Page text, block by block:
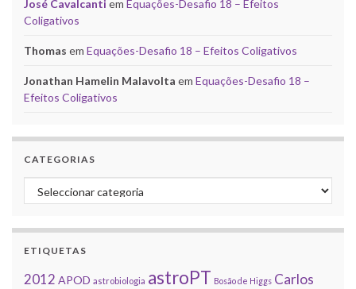
José Cavalcanti em Equações-Desafio 18 – Efeitos
Coligativos
Thomas em Equações-Desafio 18 – Efeitos Coligativos
Jonathan Hamelin Malavolta em Equações-Desafio 18 –
Efeitos Coligativos
CATEGORIAS
Categorias
ETIQUETAS
2012 APOD astrobiologia astroPT Bosão de Higgs Carlos